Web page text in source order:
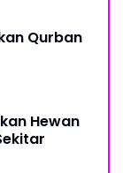
Qurban
Hewan